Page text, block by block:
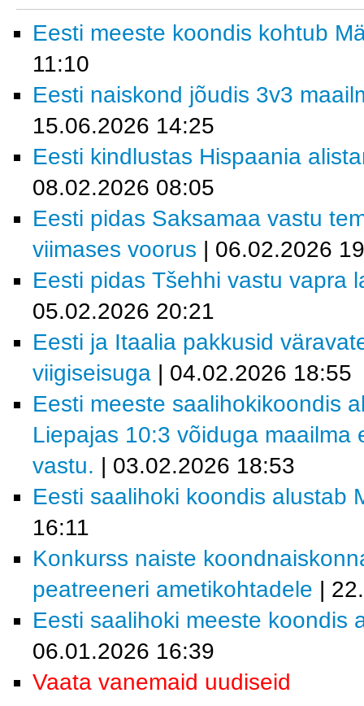
Eesti meeste koondis kohtub
11:10
Eesti naiskond jõudis 3v3
15.06.2026 14:25
Eesti kindlustas Hispaania
08.02.2026 08:05
Eesti pidas Saksamaa vastu
viimases voorus | 06.02.2026
Eesti pidas Tšehhi vastu vapra
05.02.2026 20:21
Eesti ja Itaalia pakkusid
viigiseisuga | 04.02.2026 18:55
Eesti meeste saalihokikoondis
Liepajas 10:3 võiduga
vastu. | 03.02.2026 18:53
Eesti saalihoki koondis alustab
16:11
Konkurss naiste
peatreeneri ametikohtadele |
Eesti saalihoki meeste koondis
06.01.2026 16:39
Vaata vanemaid uudiseid